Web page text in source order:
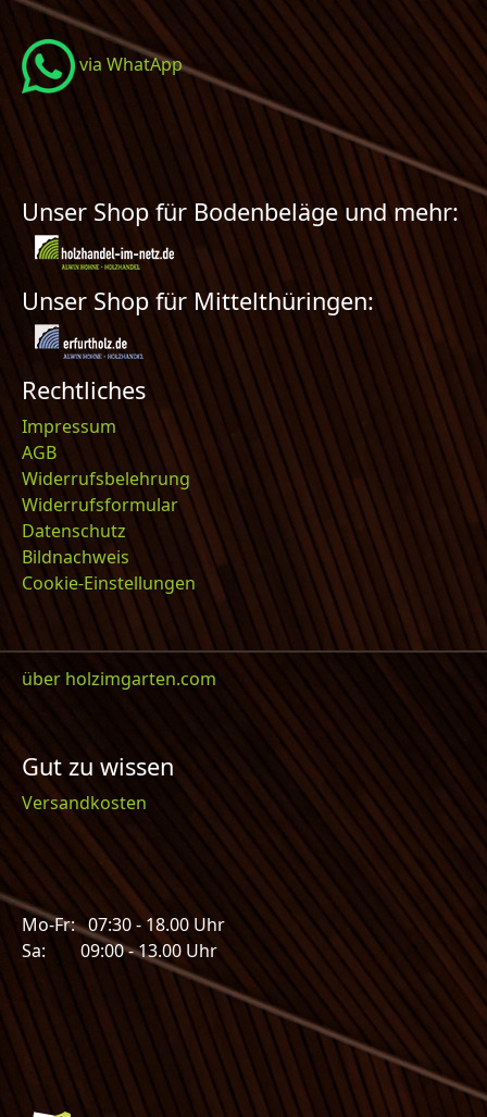
via WhatApp
Unser Shop für Bodenbeläge und mehr:
Unser Shop für Mittelthüringen:
Rechtliches
Impressum
AGB
Widerrufsbelehrung
Widerrufsformular
Datenschutz
Bildnachweis
Cookie-Einstellungen
über holzimgarten.com
Gut zu wissen
Versandkosten
Mo-Fr: 07:30 - 18.00 Uhr
Sa: 09:00 - 13.00 Uhr